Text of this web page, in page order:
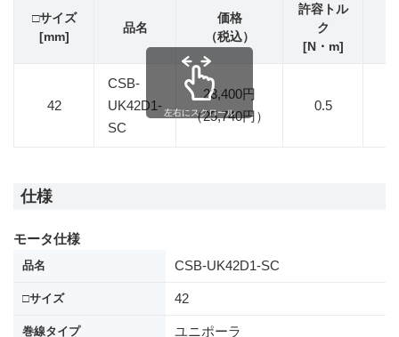
□サイズ
[mm]
品名
価格
（税込）
許容トル
ク
[N・m]
42
CSB-
UK42D1-
SC
23,400円
（25,740円）
0.5
左右にスクロール
仕様
モータ仕様
品名 CSB-UK42D1-SC
□サイズ 42
巻線タイプ ユニポーラ